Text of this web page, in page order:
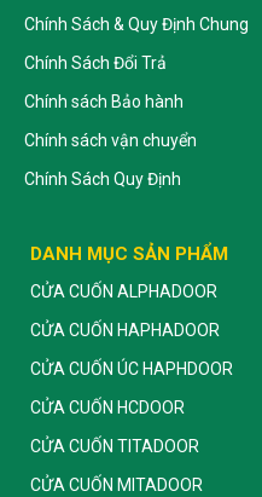
Chính Sách & Quy Định Chung
Chính Sách Đổi Trả
Chính sách Bảo hành
Chính sách vận chuyển
Chính Sách Quy Định
DANH MỤC SẢN PHẨM
CỬA CUỐN ALPHADOOR
CỬA CUỐN HAPHADOOR
CỬA CUỐN ÚC HAPHDOOR
CỬA CUỐN HCDOOR
CỬA CUỐN TITADOOR
CỬA CUỐN MITADOOR